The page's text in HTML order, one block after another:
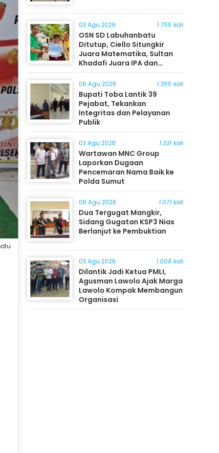
03 Agu 2026 1.755 kali
OSN SD Labuhanbatu
Ditutup, Ciello Situngkir
Juara Matematika, Sultan
Khadafi Juara IPA dan
Timothy Rangkuti Juara IPS
06 Agu 2026 1.395 kali
Bupati Toba Lantik 39
Pejabat, Tekankan
Integritas dan Pelayanan
Publik
03 Agu 2026 1.331 kali
Wartawan MNC Group
Laporkan Dugaan
Pencemaran Nama Baik ke
Polda Sumut
06 Agu 2026 1.071 kali
Dua Tergugat Mangkir,
Sidang Gugatan KSP3 Nias
Berlanjut ke Pembuktian
03 Agu 2026 1.009 kali
Dilantik Jadi Ketua PMLI,
Agusman Lawolo Ajak Marga
Lawolo Kompak Membangun
Organisasi